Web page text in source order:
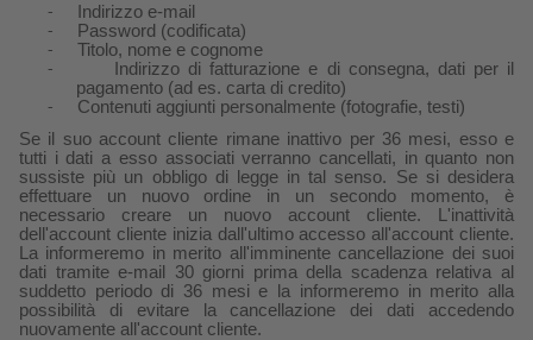
- Indirizzo e-mail
- Password (codificata)
- Titolo, nome e cognome
-
Indirizzo di fatturazione e di consegna, dati per il
pagamento (ad es. carta di credito)
-
Contenuti aggiunti personalmente (fotografie, testi)
Se il suo account cliente rimane inattivo per 36 mesi, esso e
tutti i dati a esso associati verranno cancellati, in quanto non
sussiste più un obbligo di legge in tal senso. Se si desidera
effettuare un nuovo ordine in un secondo momento, è
necessario creare un nuovo account cliente. L'inattività
dell'account cliente inizia dall'ultimo accesso all'account cliente.
La informeremo in merito all'imminente cancellazione dei suoi
dati tramite e-mail 30 giorni prima della scadenza relativa al
suddetto periodo di 36 mesi e la informeremo in merito alla
possibilità di evitare la cancellazione dei dati accedendo
nuovamente all'account cliente.